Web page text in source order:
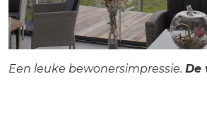
Een leuke bewonersimpressie. De